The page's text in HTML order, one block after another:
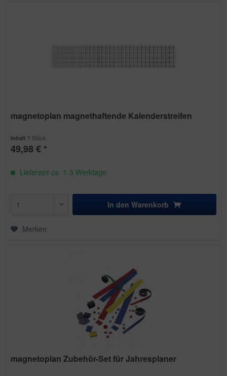
magnetoplan magnethaftende Kalenderstreifen
Inhalt 1 Stück
49,98 € *
Lieferzeit ca. 1-3 Werktage
In den Warenkorb
Merken
magnetoplan Zubehör-Set für Jahresplaner